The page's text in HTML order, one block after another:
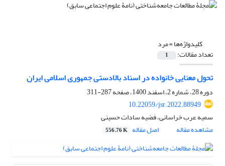
کلیدواژه‌ها =مرد
تعداد مقالات: 1
تحول معنایی خانواده در اسناد بالادستی جمهوری اسلامی ایران
دوره 28، شماره 2، اسفند 1400، صفحه
287-311
10.22059/jsr.2022.88949
سمیه عرب خراسانی، فضیه سادات حسینی
مشاهده مقاله
اصل مقاله 556.76 K